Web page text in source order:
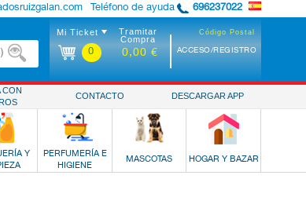
Teléfono de ayuda 696237022
Código Postal
ACCESO/REGISTRO
Mi Ticket
0
Tramitar
Compra
0,00 €
CON
CONTACTO DESCARGAR APP
Y
PERFUMERÍA E
HIGIENE
MASCOTAS HOGAR Y BAZAR